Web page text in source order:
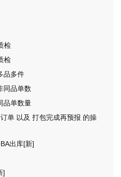
检
检
品多件
同品单数
品单数量
单 以及 打包完成再预报 的操
出库[新]
]